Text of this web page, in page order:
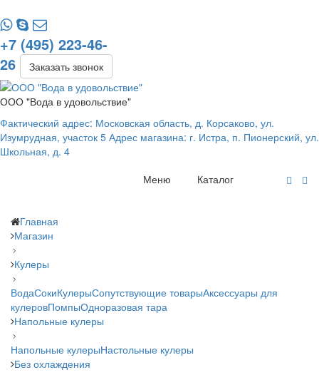
+7 (495) 223-46-
26
Заказать звонок
ООО "Вода в удовольствие"
Фактический адрес: Московская область, д. Корсаково, ул.
Изумрудная, участок 5 Адрес магазина: г. Истра, п. Пионерский, ул.
Школьная, д. 4
Каталог
Меню
Главная
Магазин
Кулеры
ВодаСокиКулерыСопутствующие товарыАксессуары для
кулеровПомпыОдноразовая тара
Напольные кулеры
Напольные кулерыНастольные кулеры
Без охлаждения